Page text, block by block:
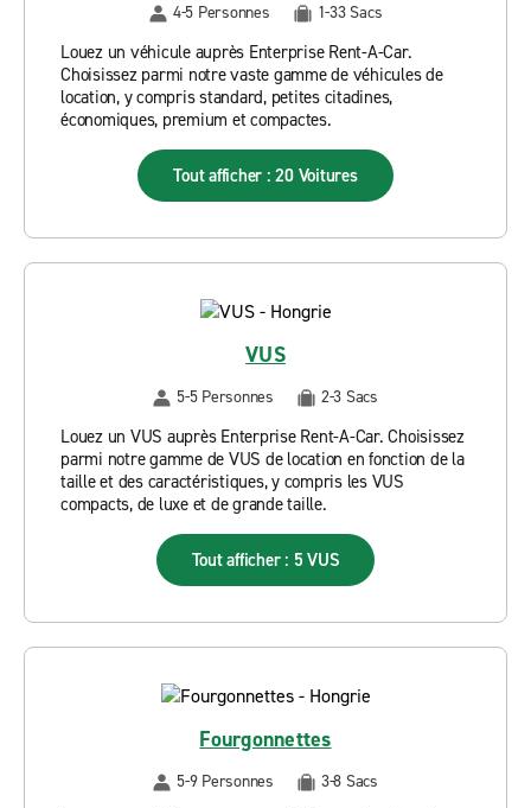
4-5 Personnes 1-33 Sacs
Louez un véhicule auprès Enterprise Rent-A-Car.
Choisissez parmi notre vaste gamme de véhicules de
location, y compris standard, petites citadines,
économiques, premium et compactes.
Tout afficher : 20 Voitures
VUS
5-5 Personnes 2-3 Sacs
Louez un VUS auprès Enterprise Rent-A-Car. Choisissez
parmi notre gamme de VUS de location en fonction de la
taille et des caractéristiques, y compris les VUS
compacts, de luxe et de grande taille.
Tout afficher : 5 VUS
Fourgonnettes
5-9 Personnes 3-8 Sacs